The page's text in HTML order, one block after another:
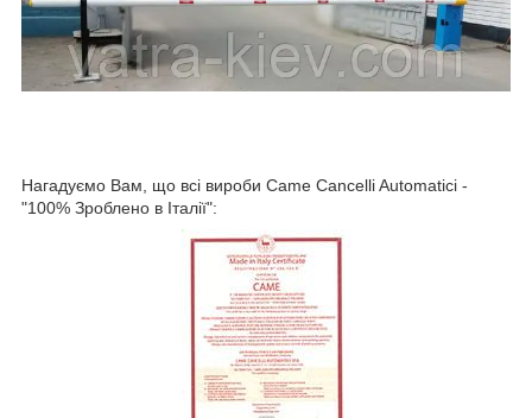
Нагадуємо Вам, що всі вироби Came Cancelli Automatici -
"100% Зроблено в Італії":